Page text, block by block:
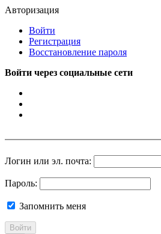
Авторизация
Войти
Регистрация
Восстановление пароля
Войти через социальные сети
Логин или эл. почта:
Пароль:
Запомнить меня
Войти